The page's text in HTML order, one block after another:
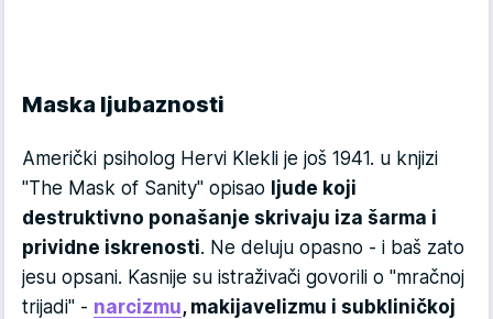
Maska ljubaznosti
Američki psiholog Hervi Klekli je još 1941. u knjizi
"The Mask of Sanity" opisao ljude koji
destruktivno ponašanje skrivaju iza šarma i
prividne iskrenosti. Ne deluju opasno - i baš zato
jesu opsani. Kasnije su istraživači govorili o "mračnoj
trijadi" - narcizmu, makijavelizmu i subkliničkoj